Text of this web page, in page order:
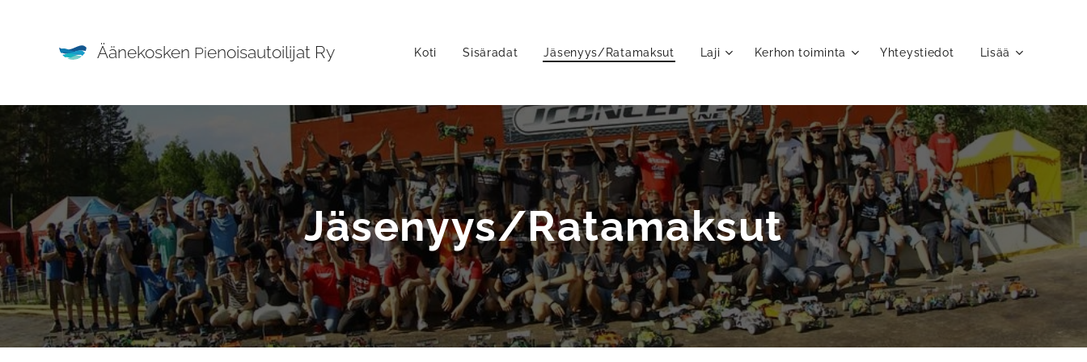
Äänekosken Pienoisautoilijat Ry Koti Sisäradat Jäsenyys/Ratamaksut Laji Kerhon toiminta Yhteystiedot Lisää
Jäsenyys/Ratamaksut